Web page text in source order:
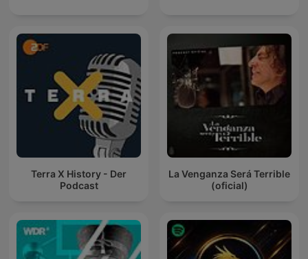
Terra X History - Der
Podcast
La Venganza Será Terrible
(oficial)